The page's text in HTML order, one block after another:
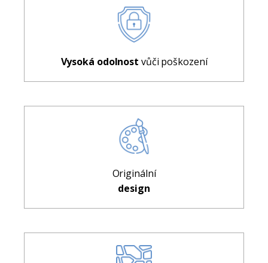
Vysoká odolnost vůči poškození
Originální
design